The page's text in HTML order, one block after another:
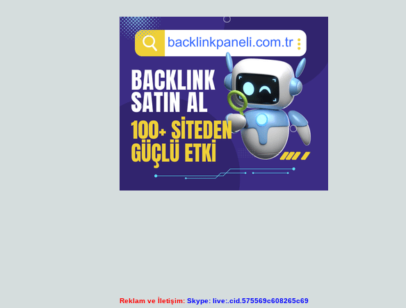
Reklam ve İletişim: Skype: live:.cid.575569c608265c69